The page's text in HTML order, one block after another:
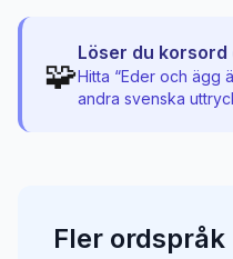
🧩
Löser du
Hitta “Eder och ägg
andra svenska
Fler ordspråk